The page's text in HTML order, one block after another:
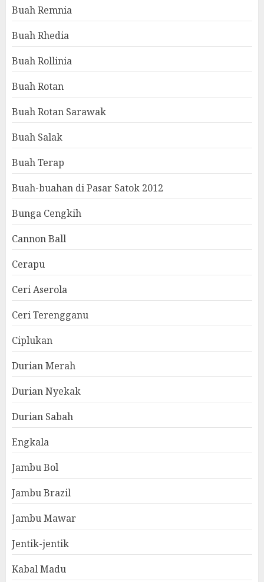
Buah Remnia
Buah Rhedia
Buah Rollinia
Buah Rotan
Buah Rotan Sarawak
Buah Salak
Buah Terap
Buah-buahan di Pasar Satok 2012
Bunga Cengkih
Cannon Ball
Cerapu
Ceri Aserola
Ceri Terengganu
Ciplukan
Durian Merah
Durian Nyekak
Durian Sabah
Engkala
Jambu Bol
Jambu Brazil
Jambu Mawar
Jentik-jentik
Kabal Madu